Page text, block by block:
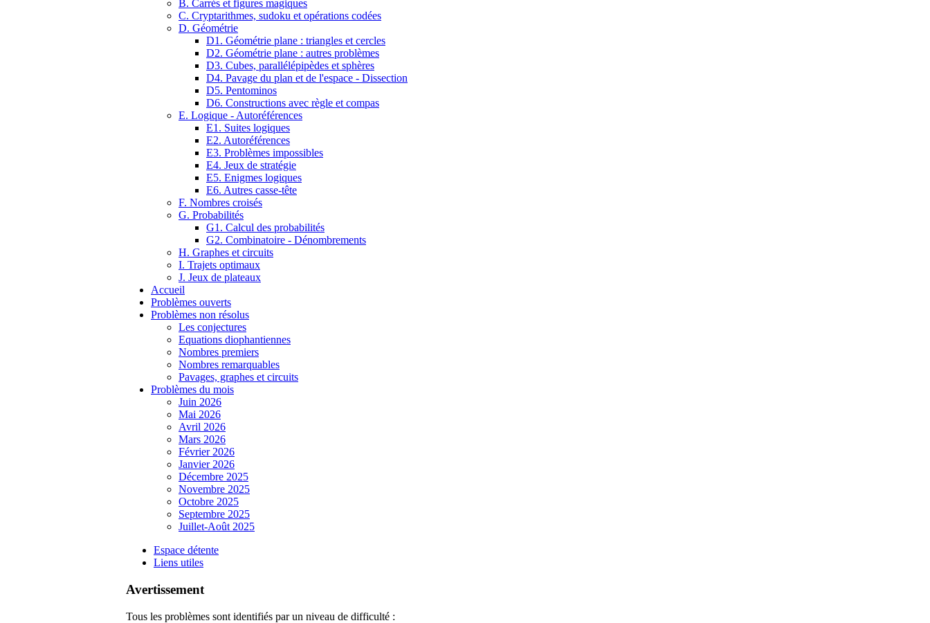
B. Carrés et figures magiques
C. Cryptarithmes, sudoku et opérations codées
D. Géométrie
D1. Géométrie plane : triangles et cercles
D2. Géométrie plane : autres problèmes
D3. Cubes, parallélépipèdes et sphères
D4. Pavage du plan et de l'espace - Dissection
D5. Pentominos
D6. Constructions avec règle et compas
E. Logique - Autoréférences
E1. Suites logiques
E2. Autoréférences
E3. Problèmes impossibles
E4. Jeux de stratégie
E5. Enigmes logiques
E6. Autres casse-tête
F. Nombres croisés
G. Probabilités
G1. Calcul des probabilités
G2. Combinatoire - Dénombrements
H. Graphes et circuits
I. Trajets optimaux
J. Jeux de plateaux
Accueil
Problèmes ouverts
Problèmes non résolus
Les conjectures
Equations diophantiennes
Nombres premiers
Nombres remarquables
Pavages, graphes et circuits
Problèmes du mois
Juin 2026
Mai 2026
Avril 2026
Mars 2026
Février 2026
Janvier 2026
Décembre 2025
Novembre 2025
Octobre 2025
Septembre 2025
Juillet-Août 2025
Espace détente
Liens utiles
Avertissement
Tous les problèmes sont identifiés par un niveau de difficulté :